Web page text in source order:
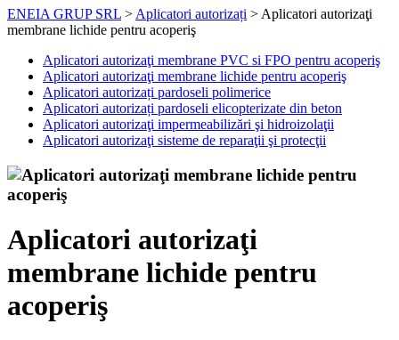
ENEIA GRUP SRL > Aplicatori autorizați > Aplicatori autorizaţi
membrane lichide pentru acoperiş
Aplicatori autorizaţi membrane PVC si FPO pentru acoperiş
Aplicatori autorizaţi membrane lichide pentru acoperiş
Aplicatori autorizați pardoseli polimerice
Aplicatori autorizați pardoseli elicopterizate din beton
Aplicatori autorizaţi impermeabilizări şi hidroizolaţii
Aplicatori autorizaţi sisteme de reparaţii şi protecţii
Aplicatori autorizaţi
membrane lichide pentru
acoperiş